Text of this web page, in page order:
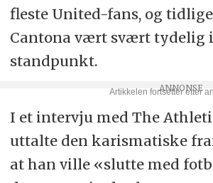
fleste United-fans, og
Cantona vært svært tydelig
standpunkt.
I et intervju med The
uttalte den karismatiske
at han ville «slutte med